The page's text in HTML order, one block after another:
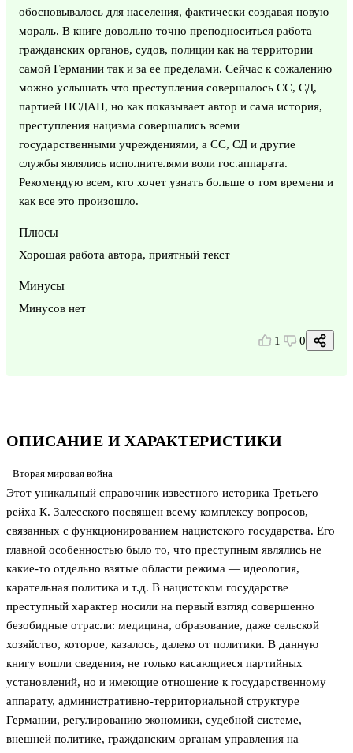
ОПИСАНИЕ И ХАРАКТЕРИСТИКИ
Вторая мировая война
Этот уникальный справочник известного историка Третьего
рейха К. Залесского посвящен всему комплексу вопросов,
связанных с функционированием нацистского государства. Его
главной особенностью было то, что преступным являлись не
какие-то отдельно взятые области режима — идеология,
карательная политика и т.д. В нацистском государстве
преступный характер носили на первый взгляд совершенно
безобидные отрасли: медицина, образование, даже сельской
хозяйство, которое, казалось, далеко от политики. В данную
книгу вошли сведения, не только касающиеся партийных
установлений, но и имеющие отношение к государственному
аппарату, административно-территориальной структуре
Германии, регулированию экономики, судебной системе,
внешней политике, гражданским органам управления на
обосновывалось для населения, фактически создавая новую
мораль. В книге довольно точно преподноситься работа
гражданских органов, судов, полиции как на территории
самой Германии так и за ее пределами. Сейчас к сожалению
можно услышать что преступления совершалось СС, СД,
партией НСДАП, но как показывает автор и сама история,
преступления нацизма совершались всеми
государственными учреждениями, а СС, СД и другие
службы являлись исполнителями воли гос.аппарата.
Рекомендую всем, кто хочет узнать больше о том времени и
как все это произошло.
Плюсы
Хорошая работа автора, приятный текст
Минусы
Минусов нет
1 0